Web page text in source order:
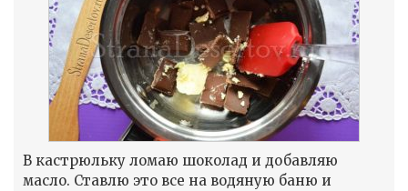
В кастрюльку ломаю шоколад и добавляю
масло. Ставлю это все на водяную баню и